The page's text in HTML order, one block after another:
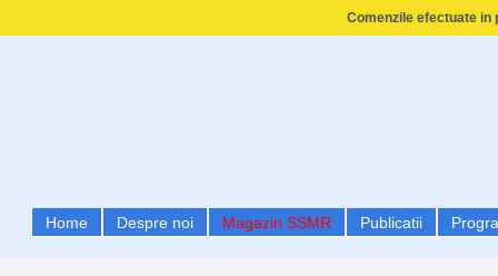
Comenzile efectuate in
Home Despre noi Magazin SSMR Publicatii